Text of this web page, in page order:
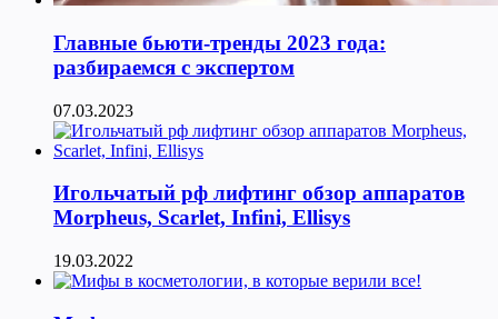
Главные бьюти-тренды 2023 года:
разбираемся с экспертом
07.03.2023
Игольчатый рф лифтинг обзор аппаратов
Morpheus, Scarlet, Infini, Ellisys
19.03.2022